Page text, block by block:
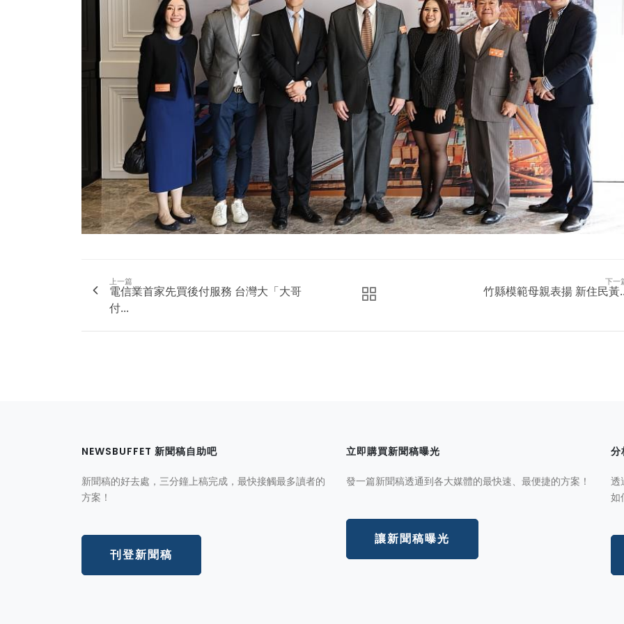
上一篇
電信業首家先買後付服務 台灣大「大哥
付...
下一
竹縣模範母親表揚 新住民黃
NEWSBUFFET 新聞稿自助吧
新聞稿的好去處，三分鐘上稿完成，最快接觸最多讀者的
方案！
刊登新聞稿
立即購買新聞稿曝光
發一篇新聞稿透通到各大媒體的最快速、最便捷的方案！
讓新聞稿曝光
分
透
如